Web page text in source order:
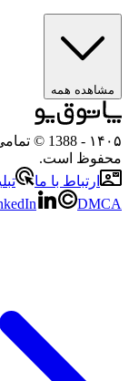
مشاهده همه
۱۴۰۵
- 1388
محفوظ است.
ارتباط با ما
DMCA